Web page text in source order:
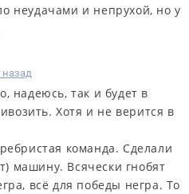
неудачами и непрухой, но у
назад
надеюсь, так и будет в
Хотя и не верится в
команда. Сделали
машину. Всячески гнобят
всё для победы негра. То